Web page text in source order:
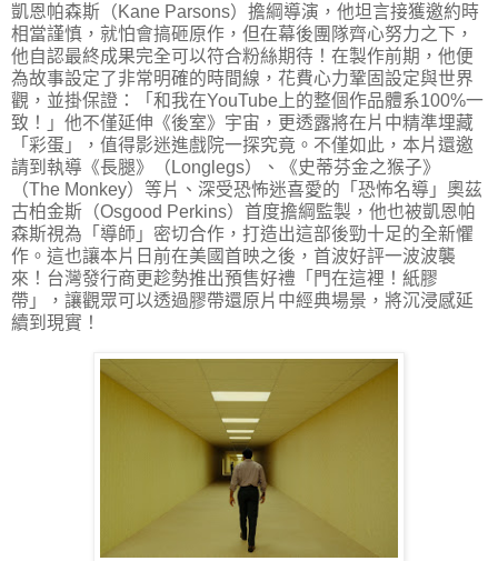
凱恩帕森斯（Kane Parsons）擔綱導演，他坦言接獲邀約時
相當謹慎，就怕會搞砸原作，但在幕後團隊齊心努力之下，
他自認最終成果完全可以符合粉絲期待！在製作前期，他便
為故事設定了非常明確的時間線，花費心力鞏固設定與世界
觀，並掛保證：「和我在YouTube上的整個作品體系100%一
致！」他不僅延伸《後室》宇宙，更透露將在片中精準埋藏
「彩蛋」，值得影迷進戲院一探究竟。不僅如此，本片還邀
請到執導《長腿》（Longlegs）、《史蒂芬金之猴子》
（The Monkey）等片、深受恐怖迷喜愛的「恐怖名導」奧茲
古柏金斯（Osgood Perkins）首度擔綱監製，他也被凱恩帕
森斯視為「導師」密切合作，打造出這部後勁十足的全新懼
作。這也讓本片日前在美國首映之後，首波好評一波波襲
來！台灣發行商更趁勢推出預售好禮「門在這裡！紙膠
帶」，讓觀眾可以透過膠帶還原片中經典場景，將沉浸感延
續到現實！